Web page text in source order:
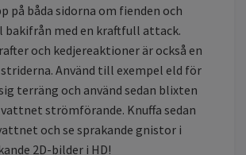
på båda sidorna om fienden och
bakifrån med en kraftfull attack.
och kedjereaktioner är också en
Använd till exempel eld för
terräng och använd sedan blixten
strömförande. Knuffa sedan
och se sprakande gnistor i
2D-bilder i HD!